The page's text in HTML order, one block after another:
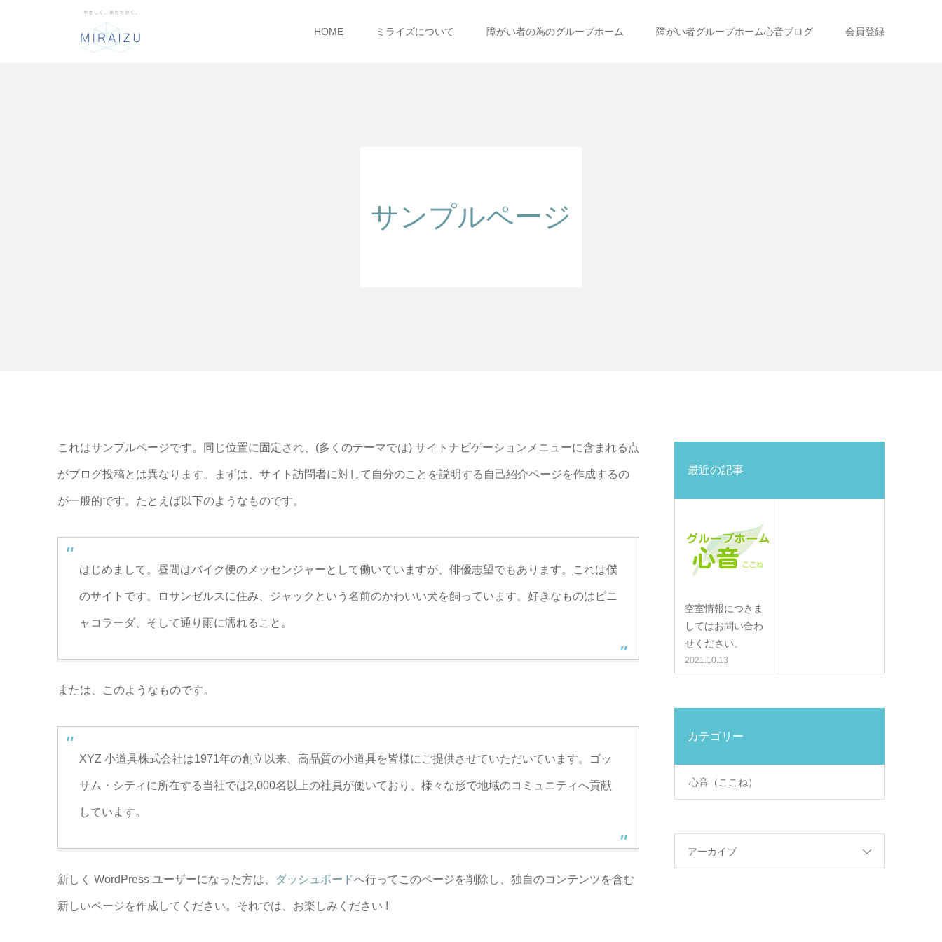
HOME ミライズについて 障がい者の為のグループホーム 障がい者グループホーム心音ブログ 会員登録
サンプルページ
これはサンプルページです。同じ位置に固定され、(多くのテーマでは) サイトナビゲーションメニューに含まれる点
がブログ投稿とは異なります。まずは、サイト訪問者に対して自分のことを説明する自己紹介ページを作成するの
が一般的です。たとえば以下のようなものです。
はじめまして。昼間はバイク便のメッセンジャーとして働いていますが、俳優志望でもあります。これは僕
のサイトです。ロサンゼルスに住み、ジャックという名前のかわいい犬を飼っています。好きなものはピニ
ャコラーダ、そして通り雨に濡れること。
または、このようなものです。
XYZ 小道具株式会社は1971年の創立以来、高品質の小道具を皆様にご提供させていただいています。ゴッ
サム・シティに所在する当社では2,000名以上の社員が働いており、様々な形で地域のコミュニティへ貢献
しています。
新しく WordPress ユーザーになった方は、 ダッシュボードへ行ってこのページを削除し、独自のコンテンツを含む
新しいページを作成してください。それでは、お楽しみください !
最近の記事
空室情報につきま
してはお問い合わ
せください。
2021.10.13
カテゴリー
心音（ここね）
アーカイブ